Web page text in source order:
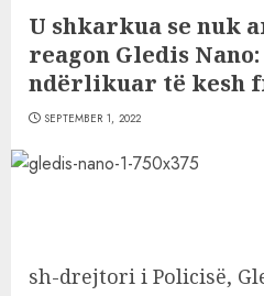
U shkarkua se nuk
reagon Gledis
ndërlikuar të kesh
SEPTEMBER 1, 2022
sh-drejtori i Policisë,